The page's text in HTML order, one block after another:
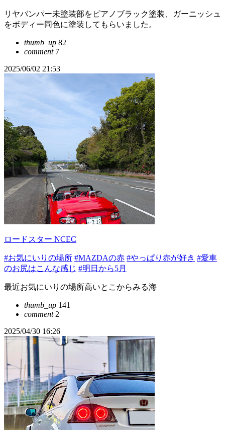
リヤバンパー未塗装部をピアノブラック塗装、ガーニッシュ
をボディー同色に塗装してもらいました。
thumb_up 82
comment7
2025/06/02 21:53
ロードスター NCEC
#お気にいりの場所 #MAZDAの赤 #やっぱり赤が好き #愛車
のお尻はこんな感じ #明日から5月
最近お気にいりの場所高いとこからみる海
thumb_up 141
comment2
2025/04/30 16:26